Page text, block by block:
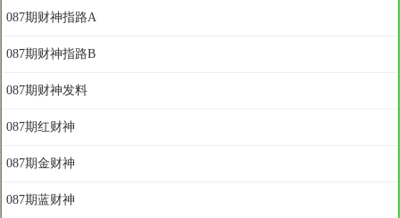
087期财神指路A
087期财神指路B
087期财神发料
087期红财神
087期金财神
087期蓝财神